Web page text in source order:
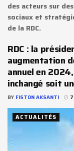
des acteurs sur
sociaux et
de la RDC.
RDC : la
augmentation
annuel en
inchangé soit
BY FISTON AKSANTI
ACTUALITÉS